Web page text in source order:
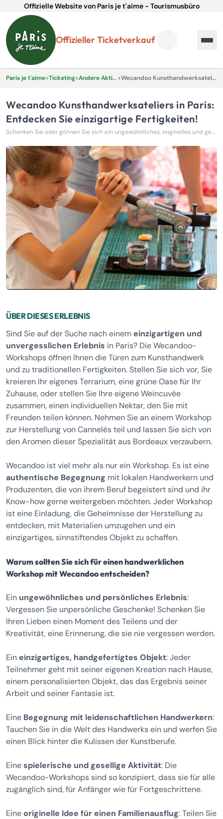
Offizielle Website von Paris je t'aime - Tourismusbüro
Offizieller Ticketverkauf
Paris je t'aime>Ticketing> Andere Aktivitäten und Erlebnisse > Wecandoo Kunsthandwerksateliers in Paris: Entdecken Sie einzigartige Fertigkeiten!
Wecandoo Kunsthandwerksateliers in Paris:
Entdecken Sie einzigartige Fertigkeiten!
Schenken Sie oder gönnen Sie sich ein ungewöhnliches, originelles und geselliges Erlebnis in Paris!
ÜBER DIESES ERLEBNIS
Sind Sie auf der Suche nach einemeinzigartigen und
unvergesslichen Erlebnis in Paris? Die Wecandoo-
Workshops öffnen Ihnen die Türen zum Kunsthandwerk
und zu traditionellen Fertigkeiten. Stellen Sie sich vor, Sie
kreieren Ihr eigenes Terrarium, eine grüne Oase für Ihr
Zuhause, oder stellen Sie Ihre eigene Weincuvée
zusammen, einen individuellen Nektar, den Sie mit
Freunden teilen können. Nehmen Sie an einem Workshop
zur Herstellung von Cannelés teil und lassen Sie sich von
den Aromen dieser Spezialität aus Bordeaux verzaubern.
Wecandoo ist viel mehr als nur ein Workshop. Es ist eine
authentische Begegnung mit lokalen Handwerkern und
Produzenten, die von ihrem Beruf begeistert sind und ihr
Know-how gerne weitergeben möchten. Jeder Workshop
ist eine Einladung, die Geheimnisse der Herstellung zu
entdecken, mit Materialien umzugehen und ein
einzigartiges, sinnstiftendes Objekt zu schaffen.
Warum sollten Sie sich für einen handwerklichen
Workshop mit Wecandoo entscheiden?
Ein ungewöhnliches und persönliches Erlebnis:
Vergessen Sie unpersönliche Geschenke! Schenken Sie
Ihren Lieben einen Moment des Teilens und der
Kreativität, eine Erinnerung, die sie nie vergessen werden.
Eineinzigartiges, handgefertigtes Objekt: Jeder
Teilnehmer geht mit seiner eigenen Kreation nach Hause,
einem personalisierten Objekt, das das Ergebnis seiner
Arbeit und seiner Fantasie ist.
Eine Begegnung mit leidenschaftlichen Handwerkern:
Tauchen Sie in die Welt des Handwerks ein und werfen Sie
einen Blick hinter die Kulissen der Kunstberufe.
Einespielerische und gesellige Aktivität: Die
Wecandoo-Workshops sind so konzipiert, dass sie für alle
zugänglich sind, für Anfänger wie für Fortgeschrittene.
Eineoriginelle Idee für einen Familienausflug: Teilen Sie